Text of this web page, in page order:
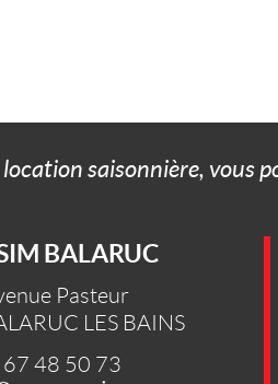
saisonnière, vous
BALARUC
Pasteur
LES BAINS
48 50 73